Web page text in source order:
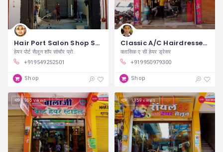
Hair Port Salon Shop Sanchore
हेयर पोर्ट सैलून शॉप सांचौर प्रो.
+919549252501
Shop
Classic A/C Hairdresser Sanchore
क्लासिक ए सी हेयर ड्रेसर
+919950979300
Shop
965 views 1,159 views